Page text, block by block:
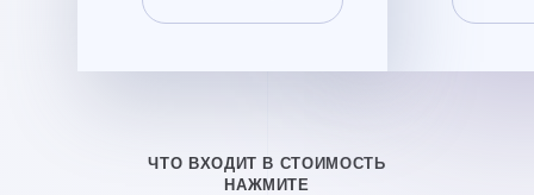
ЧТО ВХОДИТ В СТОИМОСТЬ
НАЖМИТЕ